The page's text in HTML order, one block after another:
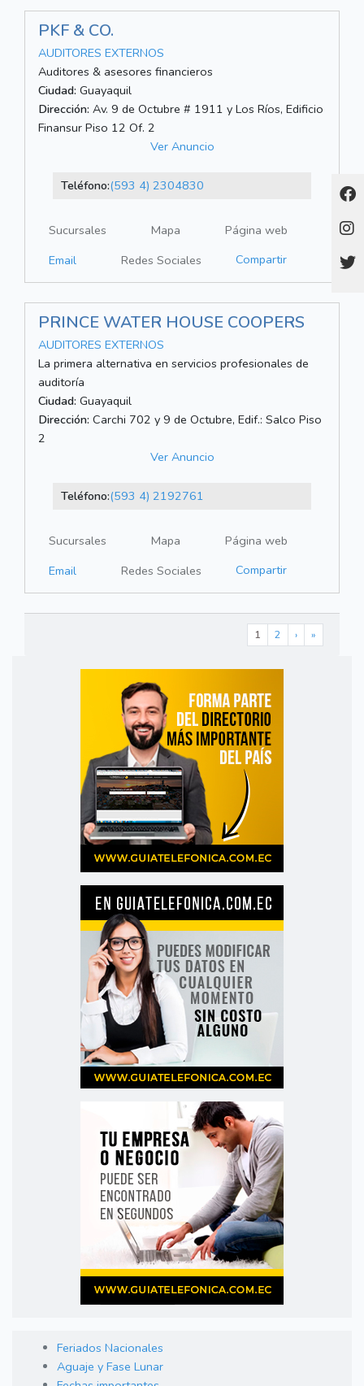
PKF & CO.
AUDITORES EXTERNOS
Auditores & asesores financieros
Ciudad: Guayaquil
Dirección: Av. 9 de Octubre # 1911 y Los Ríos, Edificio
Finansur Piso 12 Of. 2
Ver Anuncio
Teléfono:(593 4) 2304830
Sucursales Mapa
Página web
Email
Redes Sociales Compartir
PRINCE WATER HOUSE COOPERS
AUDITORES EXTERNOS
La primera alternativa en servicios profesionales de
auditoría
Ciudad: Guayaquil
Dirección: Carchi 702 y 9 de Octubre, Edif.: Salco Piso
2
Ver Anuncio
Teléfono:(593 4) 2192761
Sucursales Mapa
Página web
Email
Redes Sociales Compartir
1 2 › »
Feriados Nacionales
Aguaje y Fase Lunar